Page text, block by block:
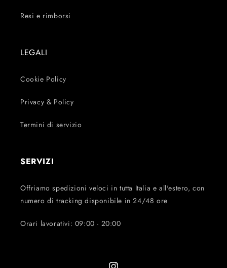
Resi e rimborsi
LEGALI
Cookie Policy
Privacy & Policy
Termini di servizio
SERVIZI
Offriamo spedizioni veloci in tutta Italia e all'estero, con
numero di tracking disponibile in 24/48 ore
Orari lavorativi: 09:00 - 20:00